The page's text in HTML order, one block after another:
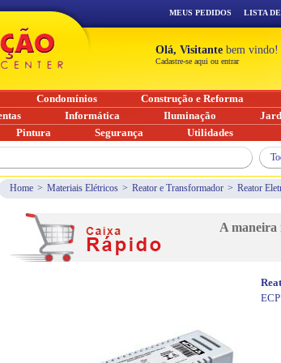
Home > Materiais Elétricos > Reator e Transformador > Reator
A maneira
ECP
MEUS PEDIDOS LISTA
Olá, Visitante bem vindo!
Cadastre-se aqui ou entrar
Condomínios Construção e Reforma
Informática Iluminação
Pintura Segurança Utilidades